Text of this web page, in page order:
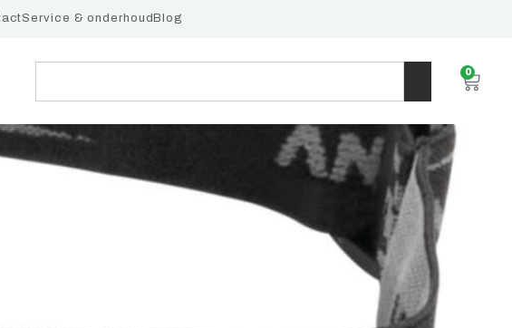
Service & onderhoudBlog
0